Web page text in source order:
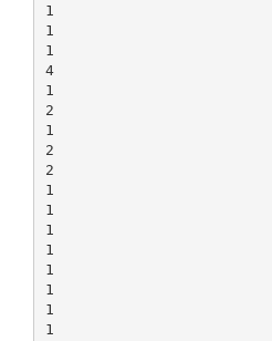
1
1
1
4
1
2
1
2
2
1
1
1
1
1
1
1
1